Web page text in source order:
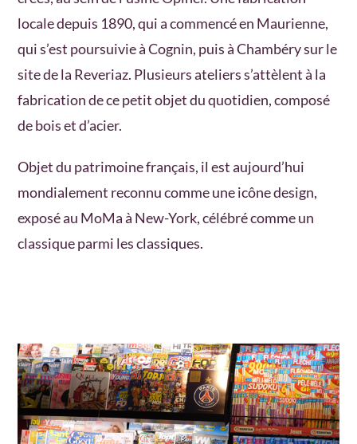
locale depuis 1890, qui a commencé en Maurienne,
qui s’est poursuivie à Cognin, puis à Chambéry sur le
site de la Reveriaz. Plusieurs ateliers s’attèlent à la
fabrication de ce petit objet du quotidien, composé
de bois et d’acier.
Objet du patrimoine français, il est aujourd’hui
mondialement reconnu comme une icône design,
exposé au MoMa à New-York, célébré comme un
classique parmi les classiques.